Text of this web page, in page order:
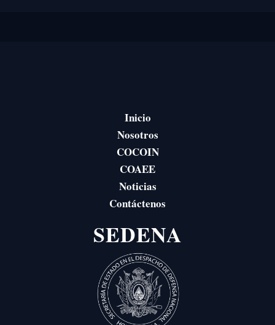
Inicio
Nosotros
COCOIN
COAEE
Noticias
Contáctenos
SEDENA